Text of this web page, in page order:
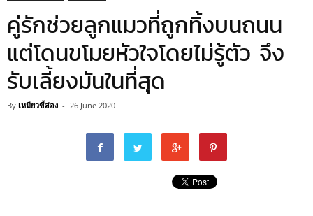
คู่รักช่วยลูกแมวที่ถูกทิ้งบนถนน
แต่โดนขโมยหัวใจโดยไม่รู้ตัว จึง
รับเลี้ยงมันในที่สุด
By เหมียวขี้ส่อง - 26 June 2020